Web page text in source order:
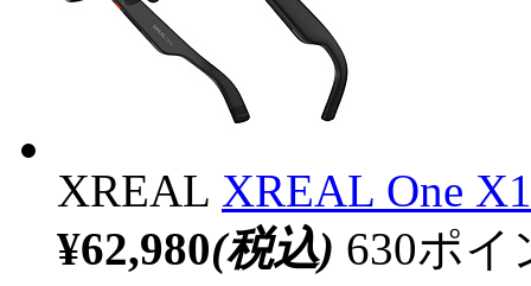
XREAL XREAL One
¥62,980(税込) 630ポ